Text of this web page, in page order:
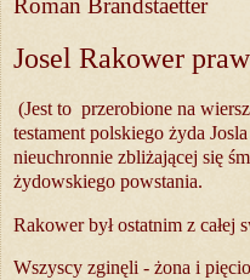
Roman Brandstaetter
Josel Rakower
(Jest to przerobione na
testament polskiego żyda Josla
nieuchronnie zbliżającej się
żydowskiego powstania.
Rakower był ostatnim z całej
Wszyscy zginęli - żona i